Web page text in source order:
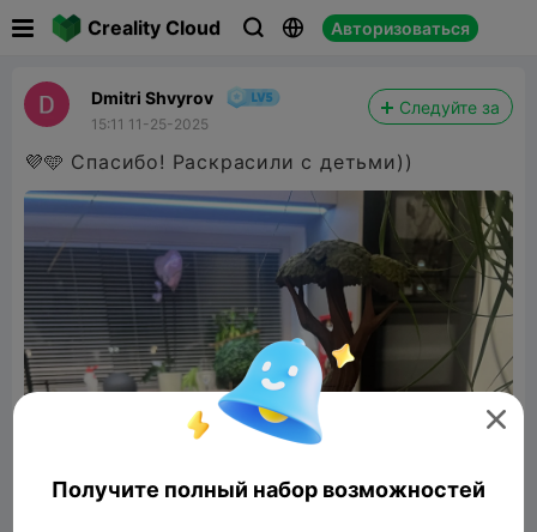
Creality Cloud   Авторизоваться
Dmitri Shvyrov
15:11 11-25-2025
Следуйте за
💜🩵 Спасибо! Раскрасили с детьми))

Получите полный набор возможностей